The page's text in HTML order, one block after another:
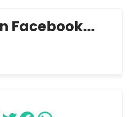
Facebook...